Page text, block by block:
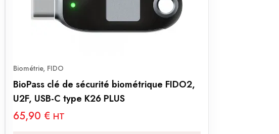
Biométrie, FIDO
BioPass clé de sécurité biométrique FIDO2,
U2F, USB-C type K26 PLUS
65,90 € HT